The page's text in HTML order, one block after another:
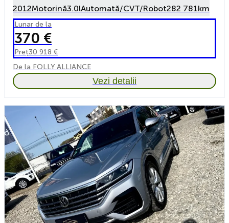
2012Motorină3.0lAutomată/CVT/Robot282 781km
Lunar de la
370 €
Preț30 918 €
De la FOLLY ALLIANCE
Vezi detalii